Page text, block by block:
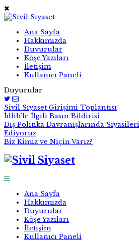
Ana Sayfa
Hakkımızda
Duyurular
Köşe Yazıları
İletişim
Kullanıcı Paneli
Duyurular
Sivil Siyaset Girişimi Toplantısı
İdlib’le İlgili Basın Bildirisi
Dış Politika Davranışlarında
Ediyoruz
Biz Kimiz ve Niçin Varız?
Ana Sayfa
Hakkımızda
Duyurular
Köşe Yazıları
İletişim
Kullanıcı Paneli